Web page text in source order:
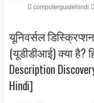
computerguidehindi
यूनिवर्सल
(यूडीडीआई) क्या है?
Description
Hindi]